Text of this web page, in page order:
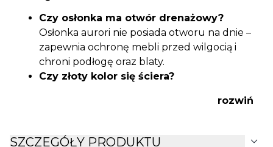
Czy osłonka ma otwór drenażowy?
Osłonka aurori nie posiada otworu na dnie –
zapewnia ochronę mebli przed wilgocią i
chroni podłogę oraz blaty.
Czy złoty kolor się ściera?
Jaka jest średnica wewnętrzna?
rozwiń
SZCZEGÓŁY PRODUKTU expand_more